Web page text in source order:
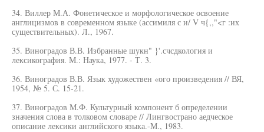
34. Виллер М.А. Фонетическое и морфологическое освоение
англицизмов в современном языке (ассимиля с и/ V ч{,,"<г :их
существительных). Л., 1967.
35. Виноградов В.В. Избранные шукн" }'.счсдкология и
лексикография. М.: Наука, 1977. - Т. 3.
36. Виноградов В.В. Язык художествен «ого произведения // ВЯ,
1954, № 5. С. 15-21.
37. Виноградов М.Ф. Культурный компонент б определении
значения слова в толковом словаре // Лингвострано аедческое
описание лексики английского языка.-М., 1983.